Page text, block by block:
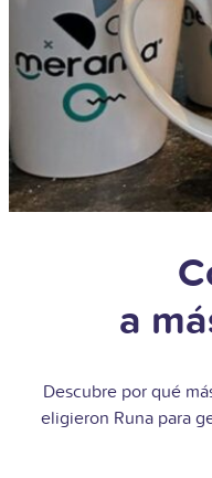
a
Descubre por qué
eligieron Runa para